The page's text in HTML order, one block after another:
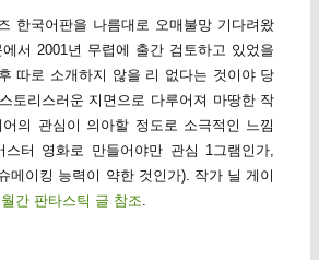
한국어판을 나름대로 오매불망 기다려왔
서 2001년 무렵에 출간 검토하고 있었을
따로 소개하지 않을 리 없다는 것이야 당
토리스러운 지면으로 다루어져 마땅한 작
의 관심이 의아할 정도로 소극적인 느낌
터 영화로 만들어야만 관심 1그램인가,
메이킹 능력이 약한 것인가). 작가 닐 게이
월간 판타스틱 글 참조